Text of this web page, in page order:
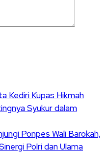
Kediri Kupas Hikmah
Syukur dalam
Ponpes Wali Barokah,
Polri dan Ulama